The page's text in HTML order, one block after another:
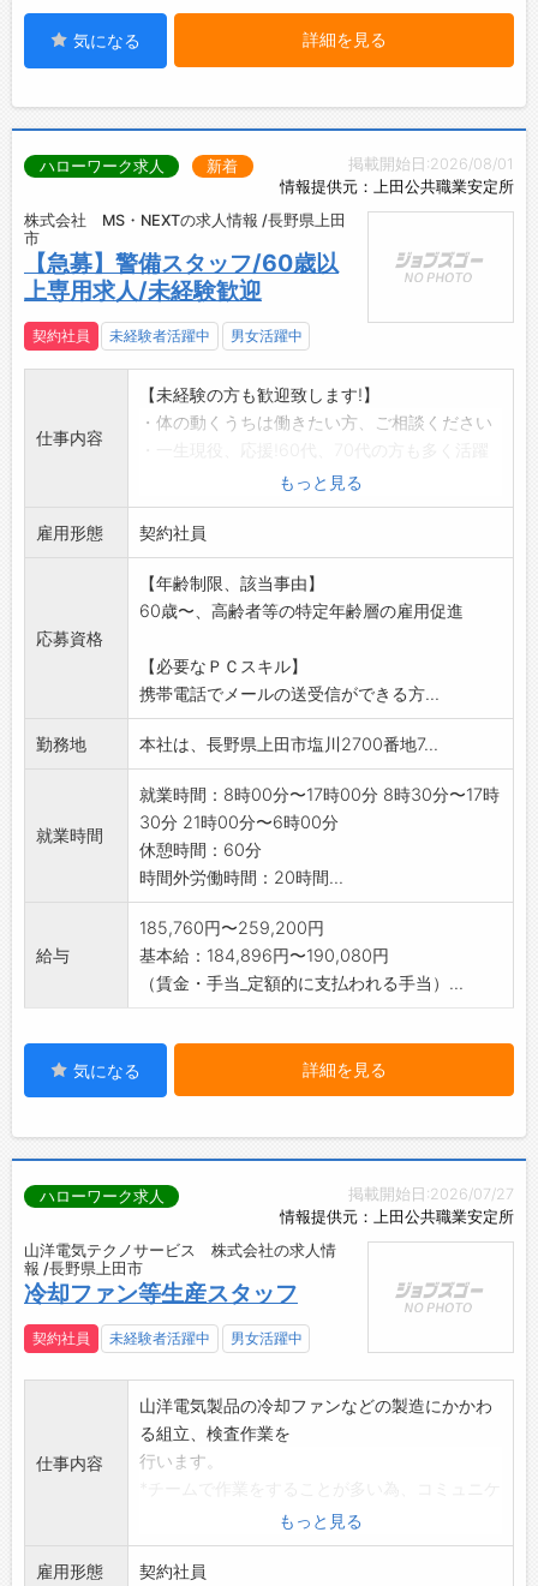
気になる 詳細を見る
掲載開始日:2026/08/01
情報提供元：上田公共職業安定所
ハローワーク求人 新着
株式会社 MS・NEXTの求人情報 /長野県上田
市
【急募】警備スタッフ/60歳以
上専用求人/未経験歓迎
契約社員 未経験者活躍中 男女活躍中
仕事内容
【未経験の方も歓迎致します!】
・体の動くうちは働きたい方、ご相談ください
・安心の研修制度あり、国家資格保有者が丁寧
に指導します
【仕事内容は交通誘導の警備員です】
・NTT通信工事の他、各種工事現場における交
通誘導
【即戦力の方も求む!】
・経験のある方は、即戦力として働いていただ
けます
【概ね現場へ直行直帰です】
変更範囲:変更なし
もっと見る
雇用形態 契約社員
応募資格
【年齢制限、該当事由】
60歳〜、高齢者等の特定年齢層の雇用促進
【必要なＰＣスキル】
携帯電話でメールの送受信ができる方...
勤務地 本社は、長野県上田市塩川2700番地7...
就業時間
就業時間：8時00分〜17時00分 8時30分〜17時
30分 21時00分〜6時00分
休憩時間：60分
時間外労働時間：20時間...
給与
185,760円〜259,200円
基本給：184,896円〜190,080円
（賃金・手当_定額的に支払われる手当）...
気になる 詳細を見る
掲載開始日:2026/07/27
情報提供元：上田公共職業安定所
ハローワーク求人
山洋電気テクノサービス 株式会社の求人情
報 /長野県上田市
冷却ファン等生産スタッフ
契約社員 未経験者活躍中 男女活躍中
仕事内容
山洋電気製品の冷却ファンなどの製造にかかわ
る組立、検査作業を
行います。
りとれる方を希望いたします。
※夜勤のできる方を希望いたします。
もっと見る
雇用形態 契約社員